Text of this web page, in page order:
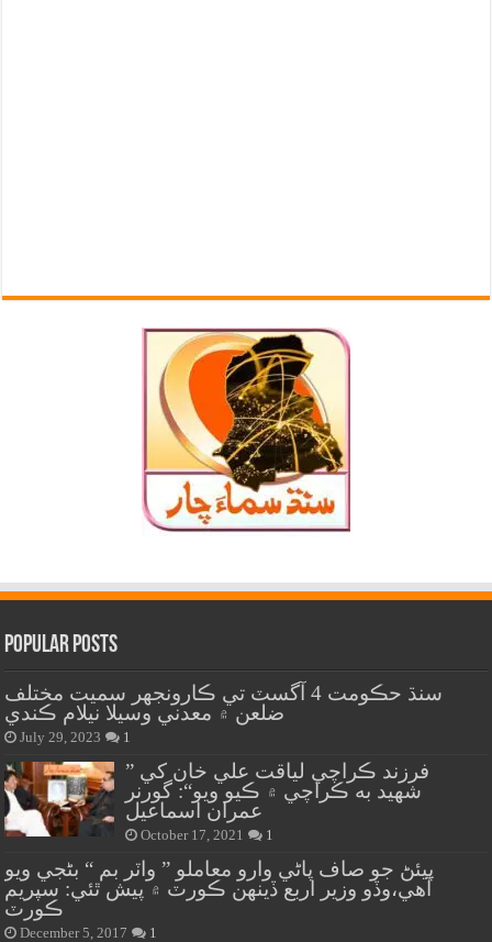
Popular Posts
سنڌ حڪومت 4 آگسٽ تي ڪارونجهر سميت مختلف
ضلعن ۾ معدني وسيلا نيلام ڪندي
July 29, 2023 1
” فرزند ڪراچي لياقت علي خان کي
شهيد به ڪراچي ۾ ڪيو ويو“: گورنر
عمران اسماعيل
October 17, 2021 1
پيئڻ جو صاف پاڻي وارو معاملو ” واٽر بم “ بڻجي ويو
آهي،وڏو وزير اربع ڏينهن ڪورٽ ۾ پيش ٿئي: سپريم
ڪورٽ
December 5, 2017 1